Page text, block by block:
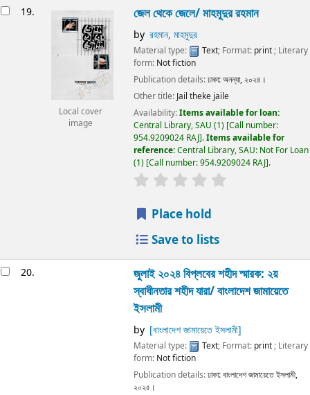
19.
Local cover
image
জেল থেকে জেলে/মাহমুদুর রহমান
by রহমান, মাহমুদুর
Material type: Text; Format: print; Literary
form: Not fiction
Publication details:ঢাকা:অনন্যা,২০২৪।
Other title: Jail theke jaile
Availability:Items available for loan:
Central Library, SAU (1) Call number:
954.9209024 RAJ .Items available for
reference:Central Library, SAU: Not For Loan
(1) Call number:954.9209024 RAJ .
Place hold
Save to lists
20.
জুলাই ২০২৪ বিপ্লবের শহীদ স্মারক: ২য়
স্বাধীনতার শহীদ যারা/বাংলাদেশ জামায়েতে
ইসলামী
by [বাংলাদেশ জামায়েতে ইসলামী]
Material type: Text; Format: print; Literary
form: Not fiction
Publication details:ঢাকা:বাংলাদেশ জামায়েতে ইসলামী,
২০২৫।